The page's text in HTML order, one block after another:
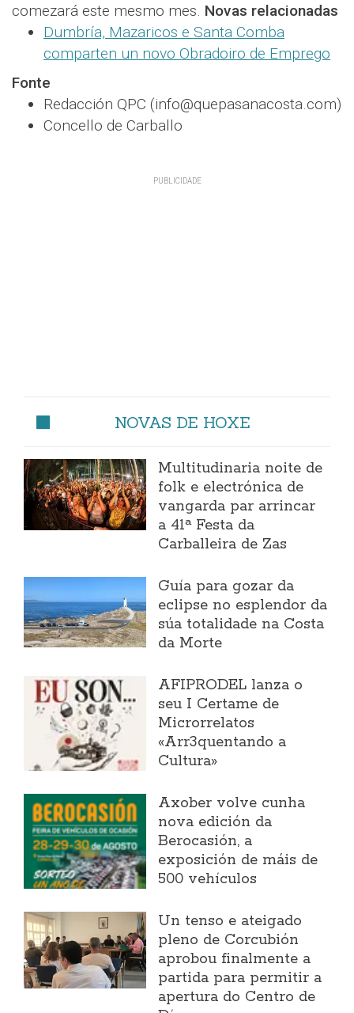
comezará este mesmo mes. Novas relacionadas
Dumbría, Mazaricos e Santa Comba
comparten un novo Obradoiro de Emprego
Fonte
Redacción QPC (info@quepasanacosta.com)
Concello de Carballo
NOVAS DE HOXE
Multitudinaria noite de
folk e electrónica de
vangarda par arrincar
a 41ª Festa da
Carballeira de Zas
Guía para gozar da
eclipse no esplendor da
súa totalidade na Costa
da Morte
AFIPRODEL lanza o
seu I Certame de
Microrrelatos
«Arr3quentando a
Cultura»
Axober volve cunha
nova edición da
Berocasión, a
exposición de máis de
500 vehículos
Un tenso e ateigado
pleno de Corcubión
aprobou finalmente a
partida para permitir a
apertura do Centro de